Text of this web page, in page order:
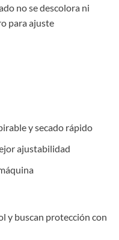
no se descolora ni
para ajuste
y secado rápido
ajustabilidad
y buscan protección con